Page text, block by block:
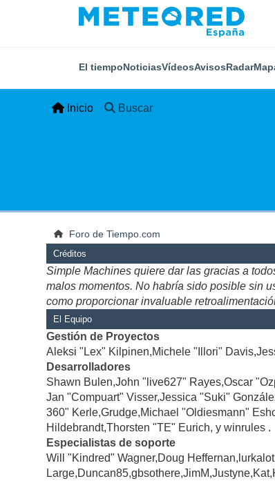
El tiempoNoticiasVídeosAvisosRadar
Inicio Buscar
Foro de Tiempo.com
Créditos
Simple Machines quiere dar las gracias a
malos momentos. No habría sido posible sin
como proporcionar invaluable
El Equipo
Gestión de Proyectos
Aleksi "Lex" Kilpinen,Michele "Illori"
Desarrolladores
Shawn Bulen,John "live627" Rayes,Oscar
Jan "Compuart" Visser,Jessica "Suki"
360" Kerle,Grudge,Michael "Oldiesmann"
Hildebrandt,Thorsten "TE" Eurich, y winrules .
Especialistas de soporte
Will "Kindred" Wagner,Doug